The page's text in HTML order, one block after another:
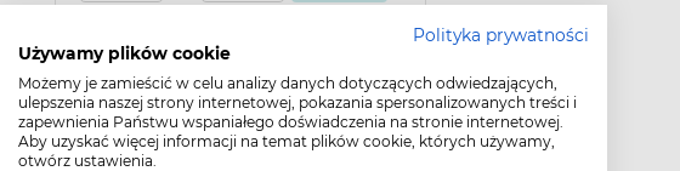
Głębokość (mm)
Zastosuj
Polityka prywatności
Używamy plików cookie
Możemy je zamieścić w celu analizy danych dotyczących odwiedzających,
ulepszenia naszej strony internetowej, pokazania spersonalizowanych treści i
zapewnienia Państwu wspaniałego doświadczenia na stronie internetowej.
Aby uzyskać więcej informacji na temat plików cookie, których używamy,
otwórz ustawienia.